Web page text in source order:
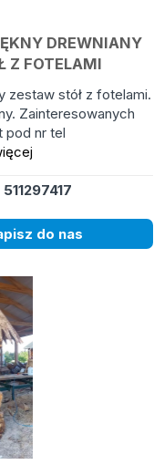
DREWNIANY
Z FOTELAMI
zestaw stół z fotelami.
Zainteresowanych
pod nr tel
511297417
do nas